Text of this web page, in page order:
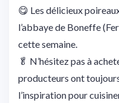
😋 Les délicieux
l’abbaye de Boneffe
cette semaine.
🥬 N’hésitez pas à
producteurs ont
l’inspiration pour